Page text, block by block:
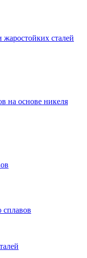
сталей
на основе никеля